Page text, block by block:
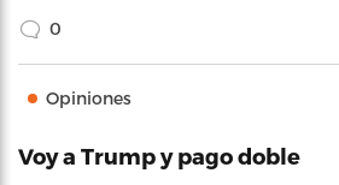
0
Opiniones
Voy a Trump y pago doble